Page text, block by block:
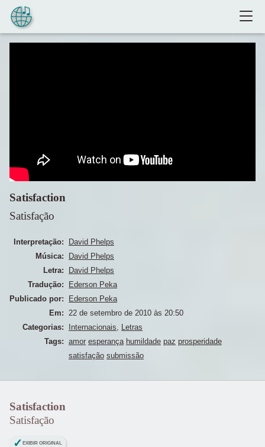
Pular para o conteúdo
Satisfaction
Satisfação
Interpretação:
David Phelps
Música:
David Phelps
Letra:
David Phelps
Tradução:
Ederson Peka
Publicado por:
Ederson Peka
Em: 22 de setembro de 2010 às 20:50
Categorias:
Internacionais, Letras
Tags: amor esperança humildade paz prosperidade
satisfação submissão
Satisfaction
Satisfação
EXIBIR ORIGINAL